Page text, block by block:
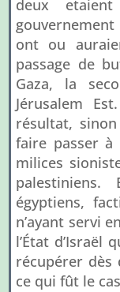
deux
ont ou
passage de
Gaza, la
Jérusalem
résultat,
faire passer
milices
égyptiens,
n’ayant servi
l’État d’Israël
récupérer dès
ce qui fût le